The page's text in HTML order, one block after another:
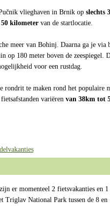
vlieghaven in Brnik op slechts
50 kilometer van de startlocatie.
meer van Bohinj. Daarna ga je via
180 meter boven de zeespiegel.
voor een rustdag.
rondrit te maken rond het populaire
variëren van 38km tot
er momenteel 2 fietsvakanties en
Triglav National Park tussen de 8